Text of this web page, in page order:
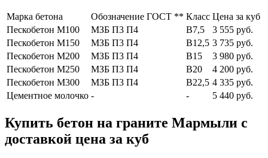
Марка бетона Обозначение ГОСТ ** Класс Цена за куб
Пескобетон М100
МЗБ П3 П4 В7,5
3 555 руб.
Пескобетон М150
МЗБ П3 П4 В12,5 3 735 руб.
Пескобетон М200
МЗБ П3 П4 В15
3 980 руб.
Пескобетон М250
МЗБ П3 П4 В20
4 200 руб.
Пескобетон М300
МЗБ П3 П4 В22,5 4 335 руб.
Цементное молочко - - 5 440 руб.
Купить бетон на граните Мармыли с
доставкой цена за куб